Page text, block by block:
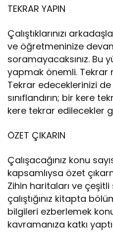
TEKRAR YAPIN
Çalıştıklarınızı
ve öğretmeninize
soramayacaksınız. Bu
yapmak önemli. Tekrar
Tekrar edeceklerinizi de
sınıflandırın; bir kere
kere tekrar edilecekler
ÖZET ÇIKARIN
Çalışacağınız konu
kapsamlıysa özet
Zihin haritaları ve
çalıştığınız kitapta
bilgileri ezberlemek
kavramanıza katkı